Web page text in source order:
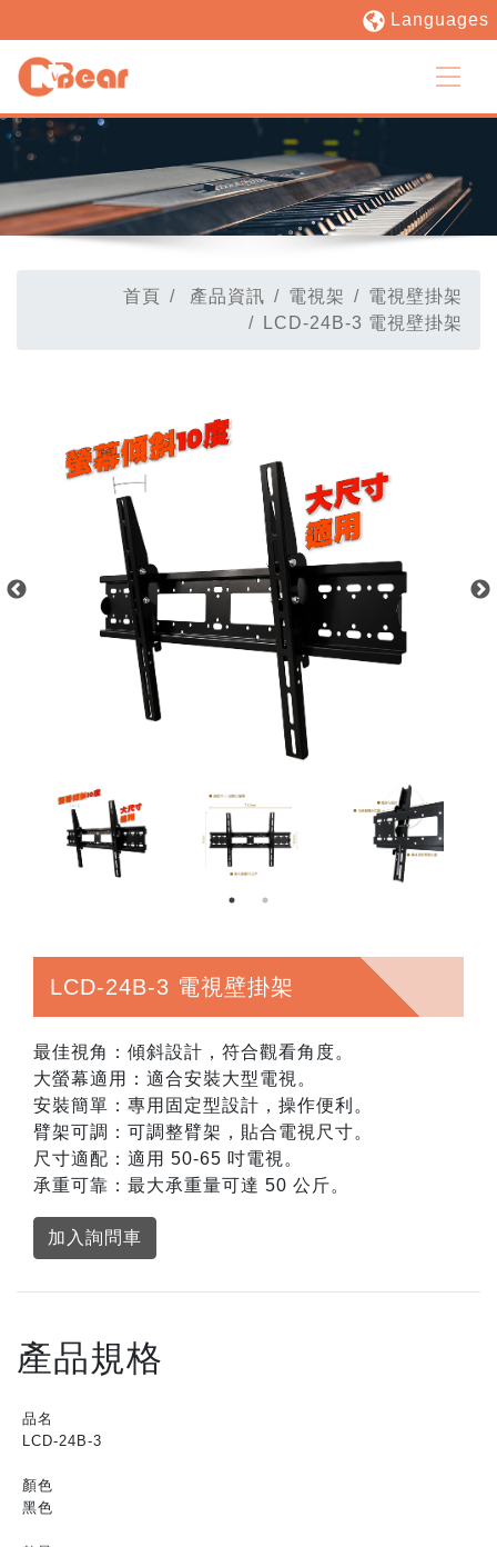
Languages
首頁 產品資訊 電視架
電視壁掛架
LCD-24B-3 電視壁掛架
LCD-24B-3 電視壁掛架
最佳視角：傾斜設計，符合觀看角度。
大螢幕適用：適合安裝大型電視。
安裝簡單：專用固定型設計，操作便利。
臂架可調：可調整臂架，貼合電視尺寸。
尺寸適配：適用 50-65 吋電視。
承重可靠：最大承重量可達 50 公斤。
加入詢問車
產品規格
品名
LCD-24B-3
顏色
黑色